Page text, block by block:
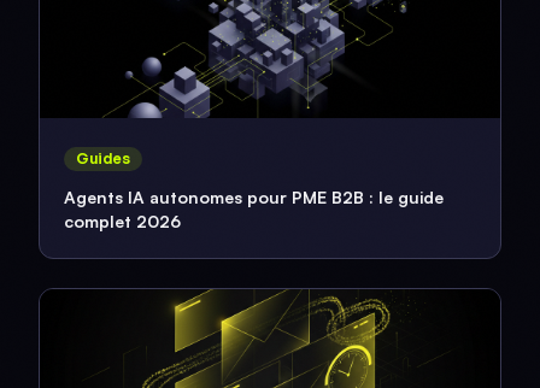
Guides
Agents IA autonomes pour PME B2B : le guide
complet 2026